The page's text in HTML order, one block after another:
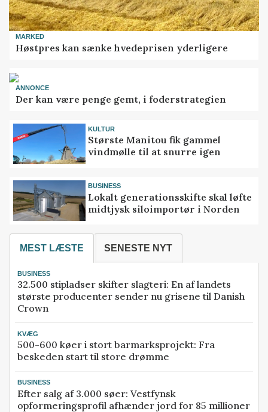
MARKED
Høstpres kan sænke hvedeprisen yderligere
ANNONCE
Der kan være penge gemt, i foderstrategien
KULTUR
Største Manitou fik gammel
vindmølle til at snurre igen
BUSINESS
Lokalt generationsskifte skal løfte
midtjysk siloimportør i Norden
MEST LÆSTE SENESTE NYT
BUSINESS
32.500 stipladser skifter slagteri: En af landets
største producenter sender nu grisene til Danish
Crown
KVÆG
500-600 køer i stort barmarksprojekt: Fra
beskeden start til store drømme
BUSINESS
Efter salg af 3.000 søer: Vestfynsk
opformeringsprofil afhænder jord for 85 millioner